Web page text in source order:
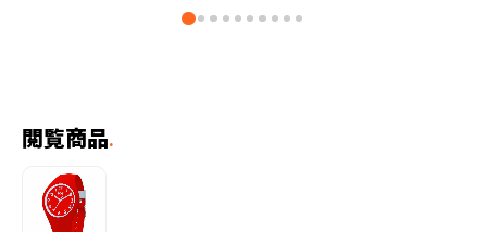
閲覧商品.